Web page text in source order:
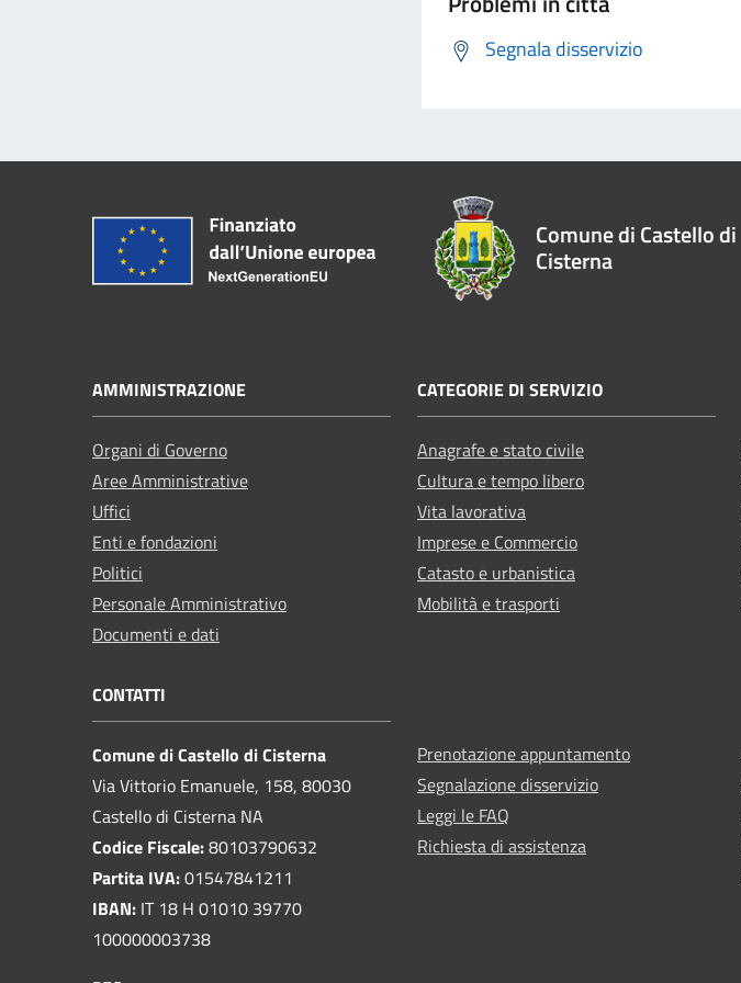
Segnala disservizio
Comune di Castello di
Cisterna
AMMINISTRAZIONE
Organi di Governo
Aree Amministrative
Uffici
Enti e fondazioni
Politici
Personale Amministrativo
Documenti e dati
CATEGORIE DI SERVIZIO
Anagrafe e stato civile
Cultura e tempo libero
Vita lavorativa
Imprese e Commercio
Catasto e urbanistica
Mobilità e trasporti
CONTATTI
Comune di Castello di Cisterna
Via Vittorio Emanuele, 158, 80030
Castello di Cisterna NA
Codice Fiscale:80103790632
Partita IVA:01547841211
IBAN: IT 18 H 01010 39770
100000003738
Prenotazione appuntamento
Segnalazione disservizio
Leggi le FAQ
Richiesta di assistenza